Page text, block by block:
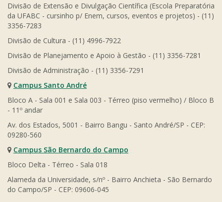
Divisão de Extensão e Divulgação Científica (Escola Preparatória
da UFABC - cursinho p/ Enem, cursos, eventos e projetos) - (11)
3356-7283
Divisão de Cultura - (11) 4996-7922
Divisão de Planejamento e Apoio à Gestão - (11) 3356-7281
Divisão de Administração - (11) 3356-7291
Campus Santo André
Bloco A - Sala 001 e Sala 003 - Térreo (piso vermelho) / Bloco B
- 11º andar
Av. dos Estados, 5001 - Bairro Bangu - Santo André/SP - CEP:
09280-560
Campus São Bernardo do Campo
Bloco Delta - Térreo - Sala 018
Alameda da Universidade, s/nº - Bairro Anchieta - São Bernardo
do Campo/SP - CEP: 09606-045